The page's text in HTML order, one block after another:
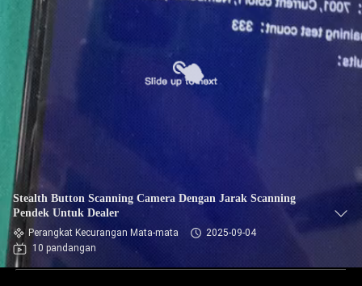
Stealth Button Scanning Camera Dengan Jarak Scanning
Pendek Untuk Dealer
Perangkat Kecurangan Mata-mata
2025-09-04
10 pandangan